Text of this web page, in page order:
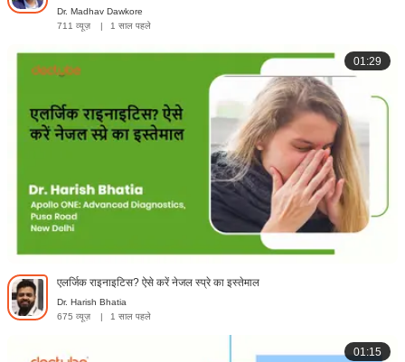
Dr. Madhav Dawkore
711 व्यूज़
1 साल पहले
01:29
एलर्जिक राइनाइटिस? ऐसे करें नेजल स्प्रे का इस्तेमाल
Dr. Harish Bhatia
675 व्यूज़
1 साल पहले
01:15